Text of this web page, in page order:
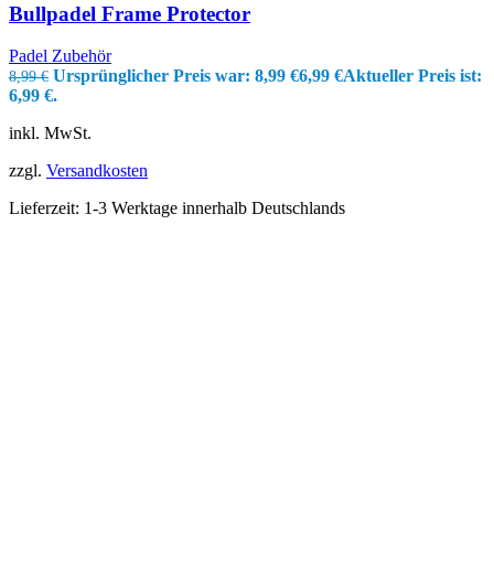
Bullpadel Frame Protector
Padel Zubehör
8,99€ Ursprünglicher Preis war: 8,99 €6,99 €Aktueller Preis ist:
6,99 €.
inkl. MwSt.
zzgl. Versandkosten
Lieferzeit: 1-3 Werktage innerhalb Deutschlands